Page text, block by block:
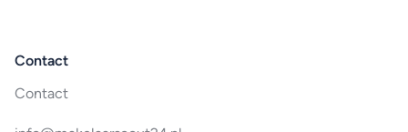
Contact
Contact